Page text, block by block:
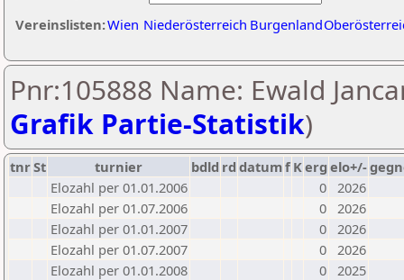
Vereinslisten:Wien Niederösterreich Burgenland
Pnr:105888 Name: Ewald
Grafik Partie-Statistik)
tnrSt turnier bdld rd datumf Kerg elo+/-
Elozahl per 01.01.2006
0 2026
Elozahl per 01.07.2006
0 2026
Elozahl per 01.01.2007
0 2026
Elozahl per 01.07.2007
0 2026
Elozahl per 01.01.2008
0 2025